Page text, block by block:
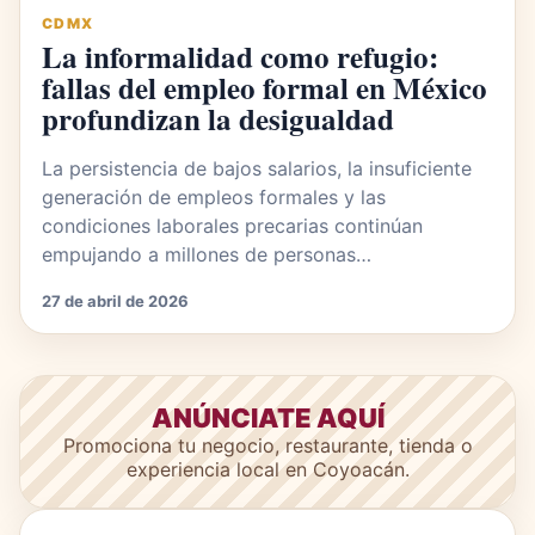
CDMX
La informalidad como refugio:
fallas del empleo formal en México
profundizan la desigualdad
La persistencia de bajos salarios, la insuficiente
generación de empleos formales y las
condiciones laborales precarias continúan
empujando a millones de personas…
27 de abril de 2026
ANÚNCIATE AQUÍ
Promociona tu negocio, restaurante, tienda o
experiencia local en Coyoacán.